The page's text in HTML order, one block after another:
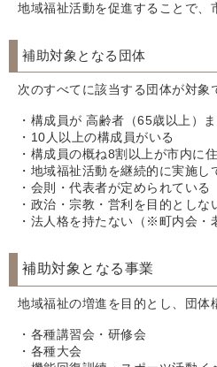
地域福祉活動を促進することで、
補助対象となる団体
次のすべてに該当する団体が対象
・構成員が 高齢者（65歳以上）
・10人以上の構成員がいる
・構成員の概ね8割以上が市内に
・地域福祉活動を継続的に実施し
・会則・代表者が定められている
・政治・宗教・営利を目的としな
・法人格を持たない（※町内会・
補助対象となる事業
地域福祉の増進を目的とし、団
・各種講習会・研修会
・各種大会